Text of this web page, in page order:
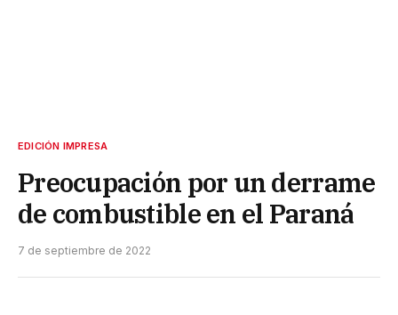
EDICIÓN IMPRESA
Preocupación por un derrame
de combustible en el Paraná
7 de septiembre de 2022